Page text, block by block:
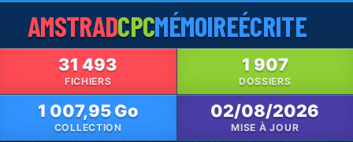
AMSTRADCPCMÉMOIREÉCRITE
31 493
FICHIERS
1 907
DOSSIERS
1 007,95 Go
COLLECTION
02/08/2026
MISE À JOUR